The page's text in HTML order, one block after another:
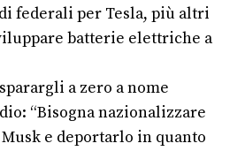
federali per Tesla, più altri
batterie elettriche a
a zero a nome
“Bisogna nazionalizzare
e deportarlo in quanto